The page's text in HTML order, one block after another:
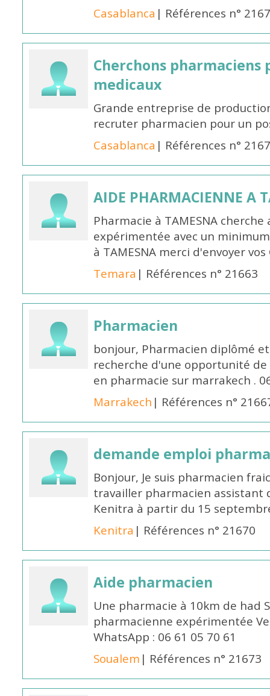
Casablanca | Références n°
Cherchons
medicaux
Grande entreprise de
recruter pharmacien pour un
Casablanca | Références n°
AIDE PHARMACIENNE A
Pharmacie à TAMESNA
expérimentée avec un
à TAMESNA merci d'envoyer
Temara | Références n° 21663
Pharmacien
bonjour, Pharmacien diplômé
recherche d'une opportunité
en pharmacie sur marrakech .
Marrakech | Références n°
demande emploi
Bonjour, Je suis pharmacien
travailler pharmacien assistant
Kenitra à partir du 15
Kenitra | Références n° 21670
Aide pharmacien
Une pharmacie à 10km de had
pharmacienne expérimentée
WhatsApp : 06 61 05 70 61
Soualem | Références n° 21673